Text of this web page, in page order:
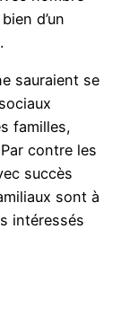
d’un
sauraient se
familles,
contre les
succès
sont à
intéressés